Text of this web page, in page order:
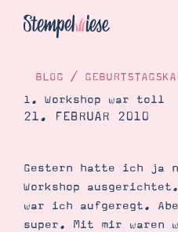
Katalog
Bestellen
Kontakt
BLOG /
1. Workshop war toll
21. FEBRUAR 2010
Gestern hatte ich ja
Workshop
war ich aufgeregt.
super. Mit mir waren